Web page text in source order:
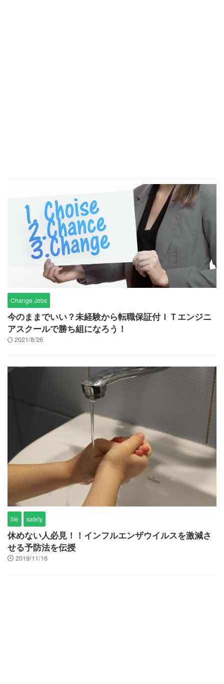
Change Jobs
今のままでいい？未経験から転職保証付ＩＴエンジニ
アスクールで勝ち組になろう！
2021/8/26
life safety
休めない人必見！！インフルエンザウイルスを激減さ
せる予防法を伝授
2019/11/16